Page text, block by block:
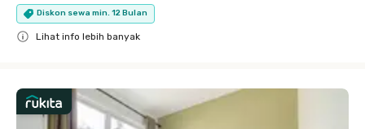
Diskon sewa min. 12 Bulan
Lihat info lebih banyak